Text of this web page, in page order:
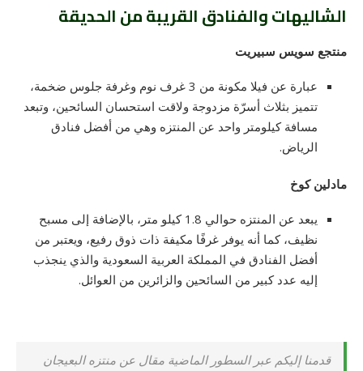
الشاليهات والفنادق القريبة من الحديقة
منتجع سويس سبيريت
عبارة عن فيلا مكونة من 3 غرف نوم وغرفة جلوس ضخمة،
تتميز بثلاث أسرّة مزدوجة ولاقت استحسان السائحين، وتبعد
مسافة كيلومتر واحد عن المنتزه وهي من أفضل فنادق
الرياض.
مادلين كوخ
يبعد عن المنتزه حوالي 1.8 كيلو متر، بالإضافة إلى مسبح
نظيف، كما أنه يوفر غرفًا مكيفة ذات ذوق رفيع، ويعتبر من
أفضل الفنادق في المملكة العربية السعودية والذي ينجذب
إليه عدد كبير من السائحين والزائرين من العوائل.
قدمنا إليكم عبر السطور الماضية مقال عن منتزه البعيجان